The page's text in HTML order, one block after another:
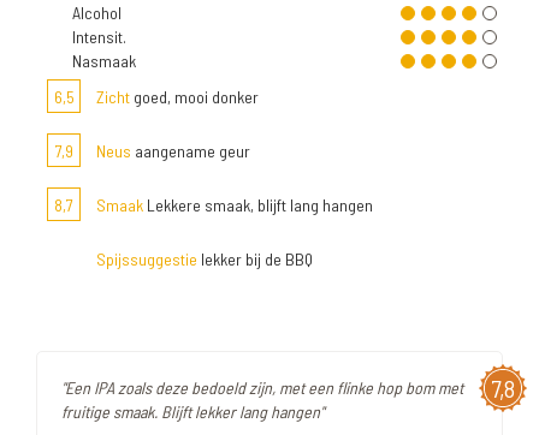
Alcohol
Intensit.
Nasmaak
6,5
Zicht goed, mooi donker
7,9 Neus aangename geur
8,7 Smaak Lekkere smaak, blijft lang hangen
Spijssuggestie lekker bij de BBQ
7,8
"Een IPA zoals deze bedoeld zijn, met een flinke hop bom met
fruitige smaak. Blijft lekker lang hangen"